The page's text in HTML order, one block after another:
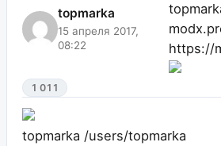
topmarka
15 апреля 2017,
08:22
https://
1 011
topmarka /users/topmarka